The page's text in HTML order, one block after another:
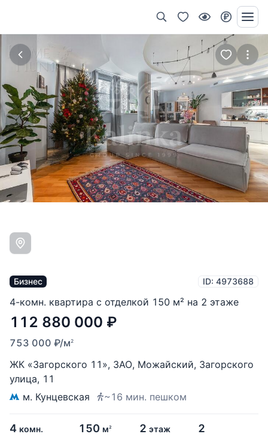
Бизнес ID: 4973688
4-комн. квартира с отделкой 150 м² на 2 этаже
112 880 000 ₽
753 000 ₽/м2
ЖК «Загорского 11», ЗАО, Можайский, Загорского
улица, 11
м. Кунцевская
~16 мин. пешком
4 комн.
150 м2 2 этаж
2